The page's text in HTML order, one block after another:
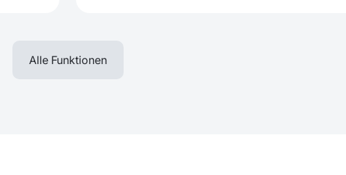
Alle Funktionen